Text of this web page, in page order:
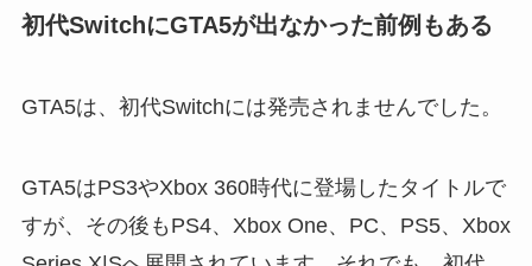
初代SwitchにGTA5が出なかった前例もある
GTA5は、初代Switchには発売されませんでした。
GTA5はPS3やXbox 360時代に登場したタイトルで
すが、その後もPS4、Xbox One、PC、PS5、Xbox